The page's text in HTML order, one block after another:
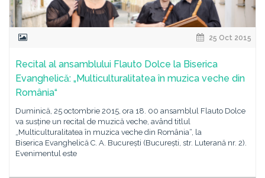
25 Oct 2015
Recital al ansamblului Flauto Dolce la Biserica
Evanghelică: „Multiculturalitatea în muzica veche din
România“
Duminică, 25 octombrie 2015, ora 18. 00 ansamblul Flauto Dolce
va susține un recital de muzică veche, având titlul
„Multiculturalitatea în muzica veche din România“, la
Biserica Evanghelică C. A. București (București, str. Luterană nr. 2).
Evenimentul este